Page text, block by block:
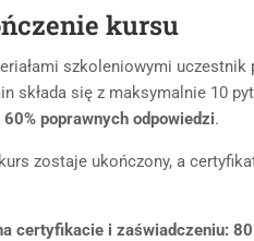
kursu
szkoleniowymi uczestnik
składa się z maksymalnie 10
poprawnych odpowiedzi.
zostaje ukończony, a
certyfikacie i zaświadczeniu: